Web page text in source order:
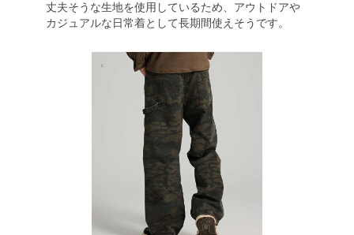
丈夫そうな生地を使用しているため、アウトドアや
カジュアルな日常着として長期間使えそうです。